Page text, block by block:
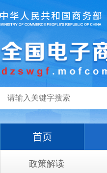
首页
政策解读